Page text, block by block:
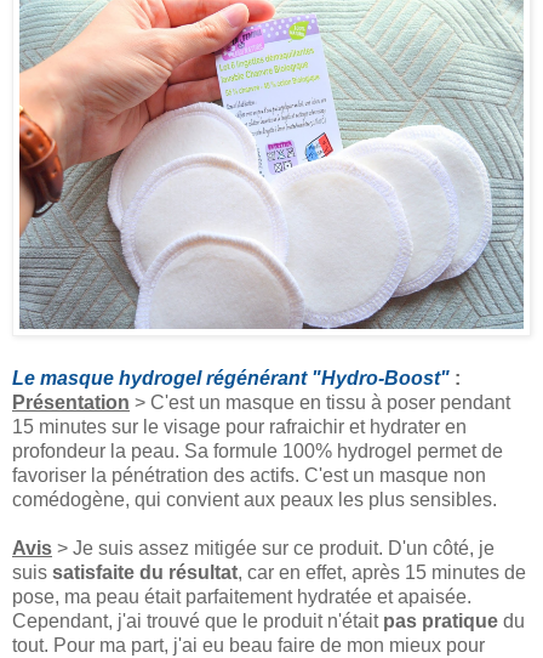
Le masque hydrogel régénérant "Hydro-Boost" :
Présentation > C'est un masque en tissu à poser pendant
15 minutes sur le visage pour rafraichir et hydrater en
profondeur la peau. Sa formule 100% hydrogel permet de
favoriser la pénétration des actifs. C'est un masque non
comédogène, qui convient aux peaux les plus sensibles.
Avis > Je suis assez mitigée sur ce produit. D'un côté, je
suis satisfaite du résultat, car en effet, après 15 minutes de
pose, ma peau était parfaitement hydratée et apaisée.
Cependant, j'ai trouvé que le produit n'était pas pratique du
tout. Pour ma part, j'ai eu beau faire de mon mieux pour